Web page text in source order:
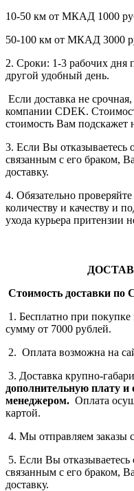
10-50 км от МКАД 1000
50-100 км от МКАД 3000
2. Сроки: 1-3 рабочих дня
другой удобный день.
Если доставка не
компании СDEK.
стоимость Вам подскажет
3. Если Вы отказываетесь
связанным с его браком,
доставку.
4. Обязательно
количеству и качеству и
ухода курьера притензии
Стоимость доставки по
1. Бесплатно при
сумму от 7000 рублей.
2. Оплата возможна на
3. Доставка крупно-
дополнительную плату и
менеджером. Оплата
картой.
4. Мы отправляем
5. Если Вы
связанным с его браком,
доставку.